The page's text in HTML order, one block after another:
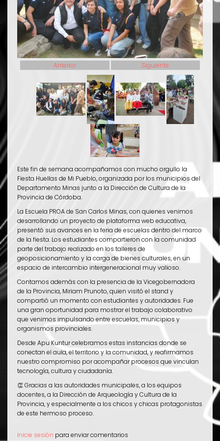
Anterior Siguiente
Este fin de semana acompañamos con mucho orgullo la
Fiesta Huellas de Mi Pueblo, organizada por los municipios del
Departamento Minas junto a la Dirección de Cultura de la
Provincia de Córdoba.
La Escuela PROA de San Carlos Minas, con quienes venimos
desarrollando un proyecto de plataforma web educativa,
presentó sus avances en la feria de escuelas dentro del marco
de la fiesta. Los estudiantes compartieron con la comunidad
parte del trabajo realizado en los talleres de
geoposicionamiento y la carga de bienes culturales, en un
espacio de intercambio intergeneracional muy valioso.
Contamos además con la presencia de la Vicegobernadora
de la Provincia, Miriam Prunoto, quien visitó el stand y
compartió un momento con estudiantes y autoridades. Fue
una gran oportunidad para mostrar el trabajo colaborativo
que venimos impulsando entre escuelas, municipios y
organismos provinciales.
Desde Apu Kuntur celebramos estas instancias donde se
conectan el aula, el territorio y la comunidad, y reafirmamos
nuestro compromiso por acompañar procesos que vinculan
tecnología, cultura y ciudadanía.
👏 Gracias a las autoridades municipales, a los equipos
docentes, a la Dirección de Arqueología y Cultura de la
Provincia, y especialmente a los chicos y chicas protagonistas
de este hermoso proceso.
Inicie sesión para enviar comentarios